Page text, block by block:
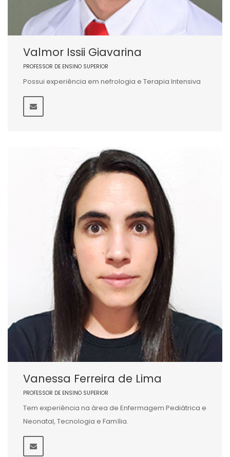
Valmor Issii Giavarina
PROFESSOR DE ENSINO SUPERIOR
Possui experiência em nefrologia e Terapia Intensiva
Vanessa Ferreira de Lima
PROFESSOR DE ENSINO SUPERIOR
Tem experiência na área de Enfermagem Pediátrica e
Neonatal, Tecnologia e Família.